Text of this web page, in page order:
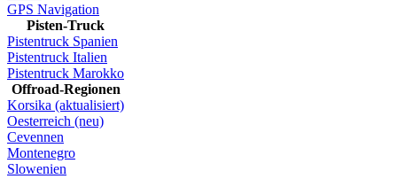
GPS Navigation
Pisten-Truck
Pistentruck Spanien
Pistentruck Italien
Pistentruck Marokko
Offroad-Regionen
Korsika (aktualisiert)
Oesterreich (neu)
Cevennen
Montenegro
Slowenien